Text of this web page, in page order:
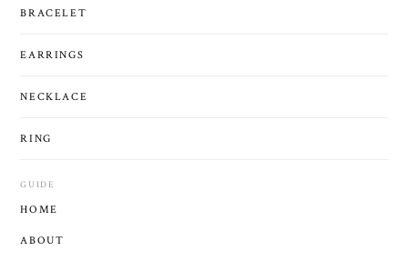
BRACELET
EARRINGS
NECKLACE
RING
GUIDE
HOME
ABOUT